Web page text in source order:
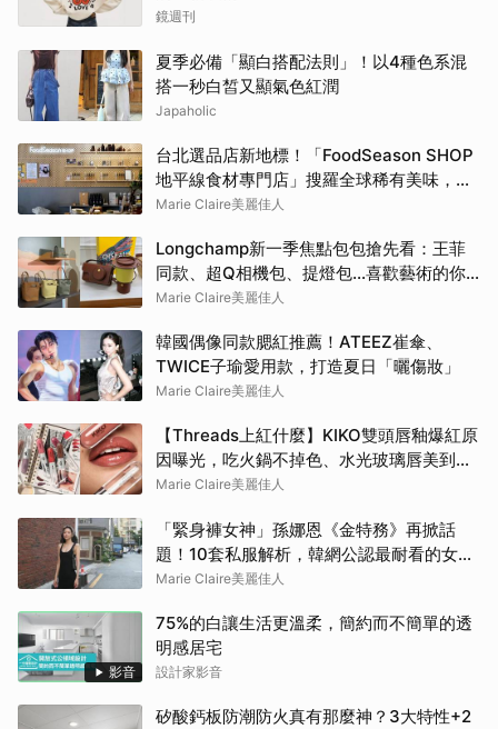
鏡週刊
夏季必備「顯白搭配法則」！以4種色系混
搭一秒白皙又顯氣色紅潤
Japaholic
台北選品店新地標！「FoodSeason SHOP
地平線食材專門店」搜羅全球稀有美味，料
理控必朝聖
Marie Claire美麗佳人
Longchamp新一季焦點包包搶先看：王菲
同款、超Q相機包、提燈包…喜歡藝術的你
還會愛上這款
Marie Claire美麗佳人
韓國偶像同款腮紅推薦！ATEEZ崔傘、
TWICE子瑜愛用款，打造夏日「曬傷妝」
Marie Claire美麗佳人
【Threads上紅什麼】KIKO雙頭唇釉爆紅原
因曝光，吃火鍋不掉色、水光玻璃唇美到犯
規
Marie Claire美麗佳人
「緊身褲女神」孫娜恩《金特務》再掀話
題！10套私服解析，韓網公認最耐看的女友
感穿搭
Marie Claire美麗佳人
影音
75%的白讓生活更溫柔，簡約而不簡單的透
明感居宅
設計家影音
矽酸鈣板防潮防火真有那麼神？3大特性+2